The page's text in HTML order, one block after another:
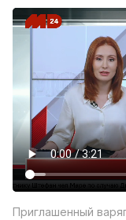
Приглашенный